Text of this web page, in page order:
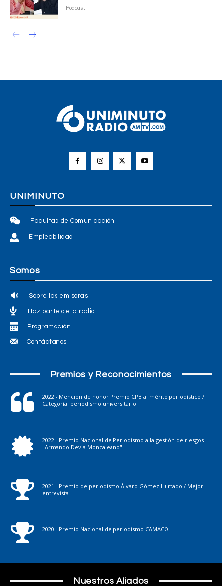
Podcast
UNIMINUTO
Facultad de Comunicación
Empleabilidad
Somos
Sobre las emisoras
Haz parte de la radio
Programación
Contáctanos
Premios y Reconocimientos
2022 - Mención de honor Premio CPB al mérito periodístico /
Categoría: periodismo universitario
2022 - Premio Nacional de Periodismo a la gestión de riesgos
"Armando Devia Moncaleano"
2021 - Premio de periodismo Álvaro Gómez Hurtado / Mejor
entrevista
2020 - Premio Nacional de periodismo CAMACOL
Nuestros Aliados